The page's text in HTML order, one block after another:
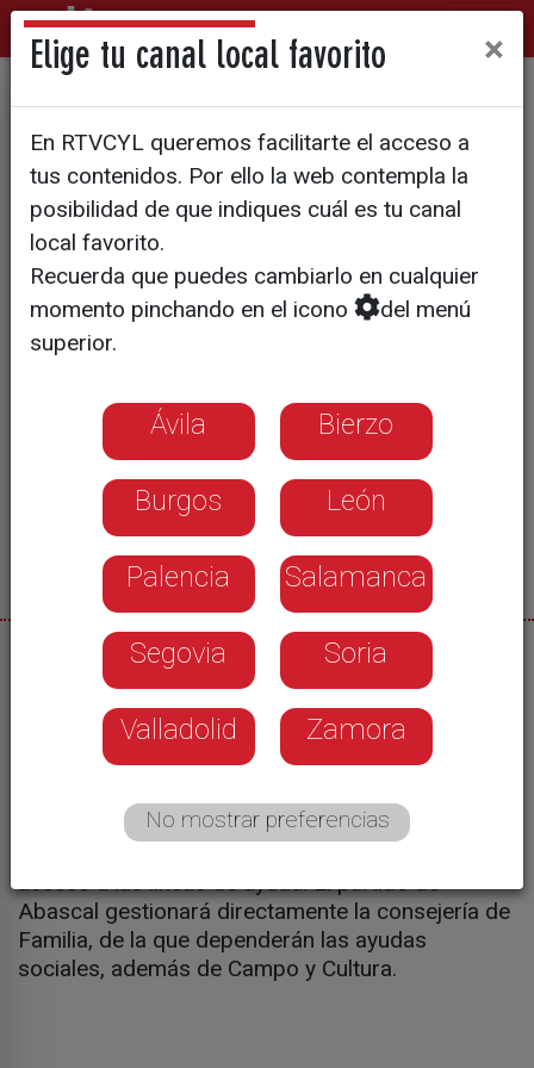
PP y Vox cierran su acuerdo
de gobierno en Castilla y
León
03/06/2026
Acuerdo entre PP y Vox para el gobierno de
Castilla y León. Alfonso Fernández Mañueco será
presidente y Carlos Pollán el primer
vicepresidente. El pacto de programa establece
324 medidas e incluye el principio de prioridad de
acceso a las líneas de ayuda. El partido de
Abascal gestionará directamente la consejería de
Familia, de la que dependerán las ayudas
sociales, además de Campo y Cultura.
Elige tu canal local favorito ×
En RTVCYL queremos facilitarte el acceso a
tus contenidos. Por ello la web contempla la
posibilidad de que indiques cuál es tu canal
local favorito.
Recuerda que puedes cambiarlo en cualquier
momento pinchando en el icono
del menú
superior.
Ávila Bierzo
Burgos León
Palencia Salamanca
Segovia Soria
Valladolid Zamora
No mostrar preferencias